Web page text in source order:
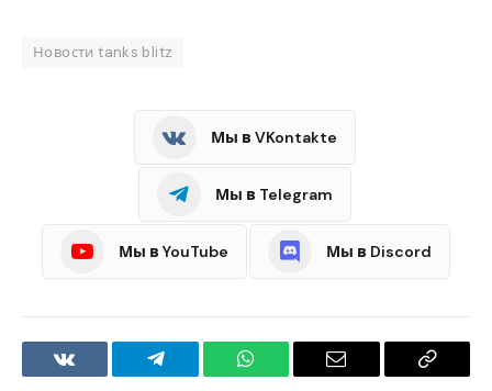
Новости tanks blitz
Мы в VKontakte
Мы в Telegram
Мы в YouTube Мы в Discord
VKontakteTelegram WhatsApp Email Copy